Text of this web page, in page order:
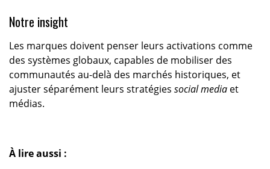
Notre insight
Les marques doivent penser leurs activations comme
des systèmes globaux, capables de mobiliser des
communautés au-delà des marchés historiques, et
ajuster séparément leurs stratégies social mediaet
médias.
À lire aussi :